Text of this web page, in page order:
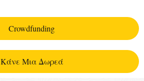
Crowdfunding
Kάνε Μια Δωρεά